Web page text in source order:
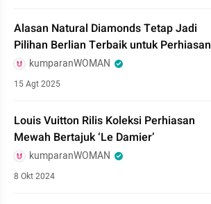
Alasan Natural Diamonds Tetap Jadi
Pilihan Berlian Terbaik untuk Perhiasan
kumparanWOMAN
15 Agt 2025
Louis Vuitton Rilis Koleksi Perhiasan
Mewah Bertajuk ‘Le Damier’
kumparanWOMAN
8 Okt 2024